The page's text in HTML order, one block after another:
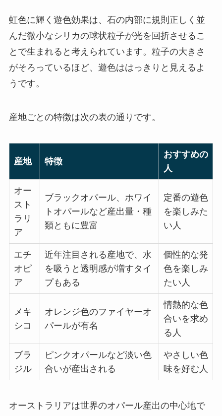
虹色に輝く遊色効果は、石の内部に規則正しく並
んだ微小なシリカの球状粒子が光を回折させるこ
とで生まれると考えられています。粒子の大きさ
がそろっているほど、遊色ははっきりと見えるよ
うです。
産地ごとの特徴は次の表の通りです。
産地 特徴
おすすめの
人
オー
スト
ラリ
ア
ブラックオパール、ホワイ
トオパールなど産出量・種
類ともに豊富
定番の遊色
を楽しみた
い人
エチ
オピ
ア
近年注目される産地で、水
を吸うと透明感が増すタイ
プもある
個性的な発
色を楽しみ
たい人
メキ
シコ
オレンジ色のファイヤーオ
パールが有名
情熱的な色
合いを求め
る人
ブラ
ジル
ピンクオパールなど淡い色
合いが産出される
やさしい色
味を好む人
オーストラリアは世界のオパール産出の中心地で